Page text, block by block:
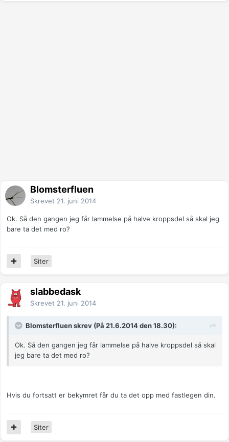
Blomsterfluen
Skrevet 21. juni 2014
Ok. Så den gangen jeg får lammelse på halve kroppsdel så skal jeg
bare ta det med ro?
Siter
slabbedask
Skrevet 21. juni 2014
Blomsterfluen skrev (På 21.6.2014 den 18.30):
Ok. Så den gangen jeg får lammelse på halve kroppsdel så skal
jeg bare ta det med ro?
Hvis du fortsatt er bekymret får du ta det opp med fastlegen din.
Siter